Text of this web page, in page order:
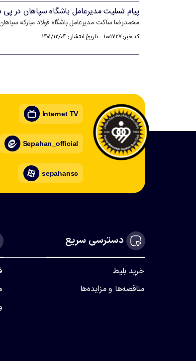
پیام تسلیت مدیرعامل باشگاه سپاهان در
محمدرضا ساکت مدیرعامل باشگاه فولاد مبارکه
کد خبر: ۱۰۰۱۷۲۷ تاریخ انتشار : ۱۴۰۱/۱۲/۰۴
Internet TV
Sepahan_official
sepahansc
دسترسی سریع
خرید بلیط
مناقصه‌ها و مزایده‌ها